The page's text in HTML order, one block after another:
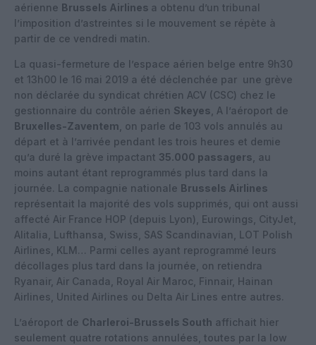
aérienne Brussels Airlines a obtenu d’un tribunal
l’imposition d’astreintes si le mouvement se répète à
partir de ce vendredi matin.
La quasi-fermeture de l’espace aérien belge entre 9h30
et 13h00 le 16 mai 2019 a été déclenchée par une grève
non déclarée du syndicat chrétien ACV (CSC) chez le
gestionnaire du contrôle aérien Skeyes , A l’aéroport de
Bruxelles-Zaventem , on parle de 103 vols annulés au
départ et à l’arrivée pendant les trois heures et demie
qu’a duré la grève impactant 35.000 passagers , au
moins autant étant reprogrammés plus tard dans la
journée. La compagnie nationale Brussels Airlines
représentait la majorité des vols supprimés, qui ont aussi
affecté Air France HOP (depuis Lyon), Eurowings, CityJet,
Alitalia, Lufthansa, Swiss, SAS Scandinavian, LOT Polish
Airlines, KLM… Parmi celles ayant reprogrammé leurs
décollages plus tard dans la journée, on retiendra
Ryanair, Air Canada, Royal Air Maroc, Finnair, Hainan
Airlines, United Airlines ou Delta Air Lines entre autres.
L’aéroport de Charleroi-Brussels South affichait hier
seulement quatre rotations annulées, toutes par la low